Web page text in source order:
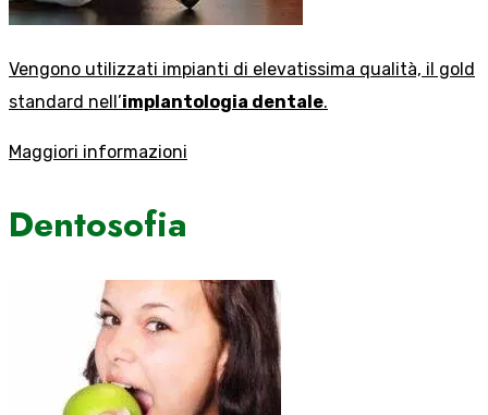
Vengono utilizzati impianti di elevatissima qualità, il gold
standard nell’implantologia dentale.
Maggiori informazioni
Dentosofia